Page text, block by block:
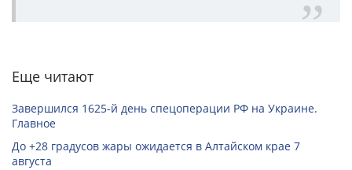
Еще читают
Завершился 1625-й день спецоперации РФ на Украине.
Главное
До +28 градусов жары ожидается в Алтайском крае 7
августа